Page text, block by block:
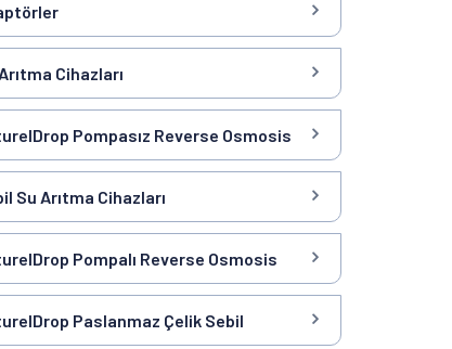
Cihazları
Pompasız Reverse Osmosis
Su Arıtma Cihazları
Pompalı Reverse Osmosis
Paslanmaz Çelik Sebil